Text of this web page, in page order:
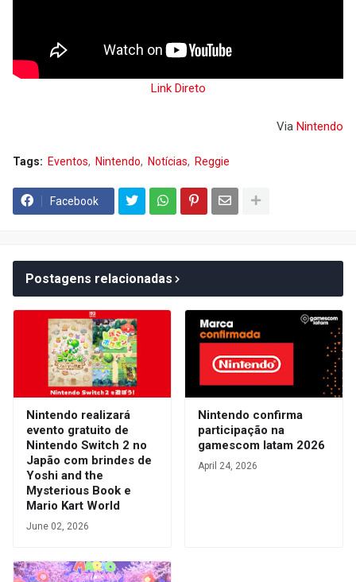
Link Direto
Via Nintendo
Tags: Eventos Nintendo Notícias Reggie
Facebook
Postagens relacionadas
Nintendo realizará
evento gratuito de
Nintendo Switch 2 no
Japão com brindes de
Yoshi and the
Mysterious Book e
Mario Kart World
June 02, 2026
Nintendo confirma
participação na
gamescom latam 2026
April 24, 2026